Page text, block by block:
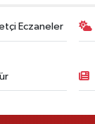
Eczaneler